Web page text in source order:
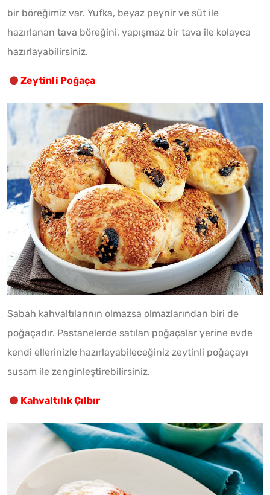
bir böreğimiz var. Yufka, beyaz peynir ve süt ile
hazırlanan tava böreğini, yapışmaz bir tava ile kolayca
hazırlayabilirsiniz.
Zeytinli Poğaça
Sabah kahvaltılarının olmazsa olmazlarından biri de
poğaçadır. Pastanelerde satılan poğaçalar yerine evde
kendi ellerinizle hazırlayabileceğiniz zeytinli poğaçayı
susam ile zenginleştirebilirsiniz.
Kahvaltılık Çılbır